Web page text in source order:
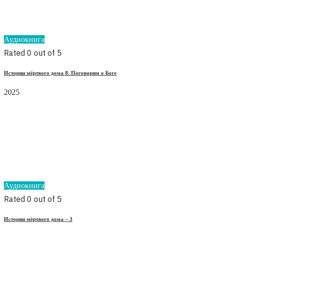
Аудиокнига
Rated 0 out of 5
Истории мёртвого дома 8. Поговорим о Боге
2025
Аудиокнига
Rated 0 out of 5
Истории мёртвого дома – 3